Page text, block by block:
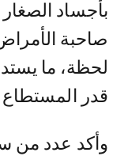
بأجساد
صاحبة
لحظة، ما
قدر
وأكد عدد من